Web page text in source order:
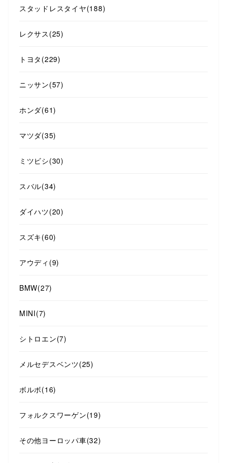
スタッドレスタイヤ(188)
レクサス (25)
トヨタ (229)
ニッサン(57)
ホンダ(61)
マツダ(35)
ミツビシ(30)
スバル(34)
ダイハツ(20)
スズキ(60)
アウディ (9)
BMW(27)
MINI(7)
シトロエン(7)
メルセデスベンツ(25)
ボルボ(16)
フォルクスワーゲン(19)
その他ヨーロッパ車(32)